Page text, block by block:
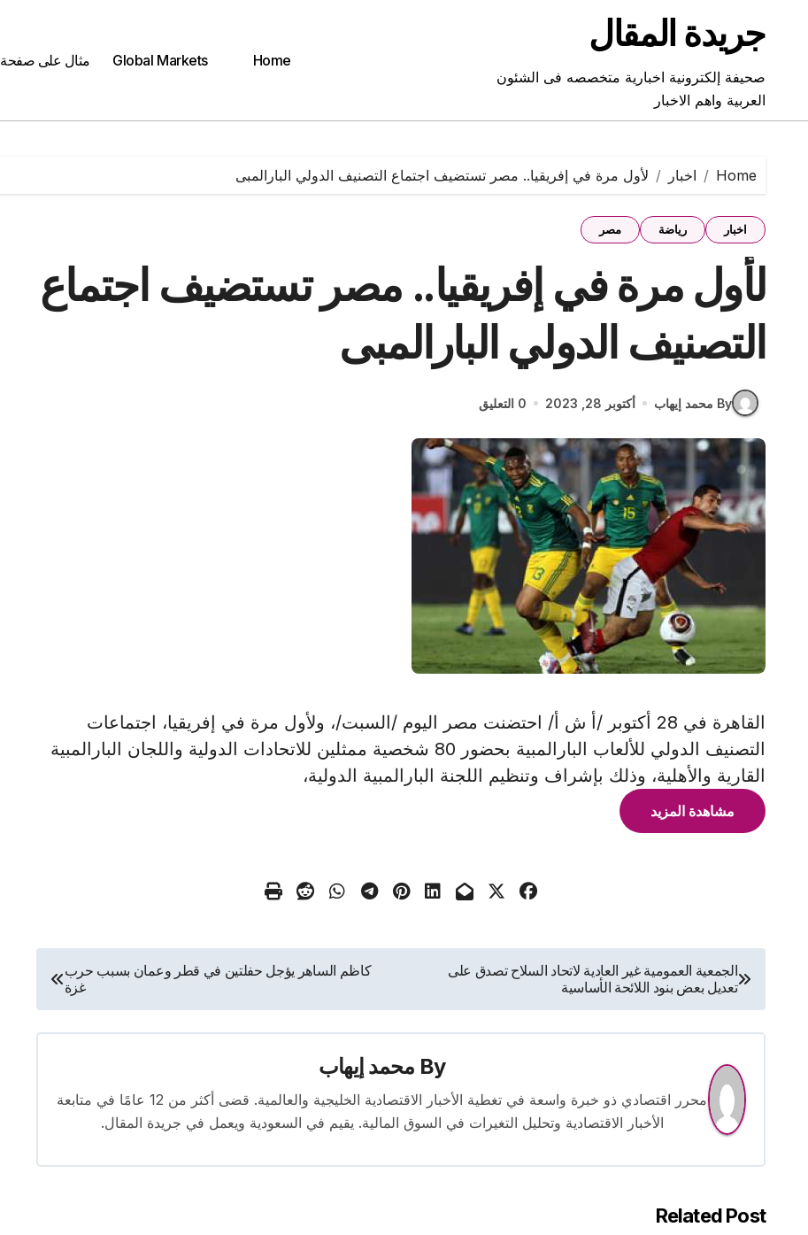
contentجريدة المقال
صحيفة إلكترونية اخبارية متخصصه فى الشئون
العربية واهم الاخبار
Home
Global Markets مثال على صفحة
Home اخبار لأول مرة في إفريقيا.. مصر تستضيف اجتماع التصنيف الدولي البارالمبى
اخبار رياضة مصر
لأول مرة في إفريقيا.. مصر تستضيف اجتماع
التصنيف الدولي البارالمبى
By محمد إيهاب أكتوبر 28, 2023 0 التعليق
القاهرة في 28 أكتوبر /أ ش أ/ احتضنت مصر اليوم /السبت/، ولأول مرة في إفريقيا، اجتماعات
التصنيف الدولي للألعاب البارالمبية بحضور 80 شخصية ممثلين للاتحادات الدولية واللجان البارالمبية
القارية والأهلية، وذلك بإشراف وتنظيم اللجنة البارالمبية الدولية،
مشاهدة المزيد
تصفّح
المقالات
الجمعية العمومية غير العادية لاتحاد السلاح تصدق على
تعديل بعض بنود اللائحة الأساسية
كاظم الساهر يؤجل حفلتين في قطر وعمان بسبب حرب
غزة
By محمد إيهاب
محرر اقتصادي ذو خبرة واسعة في تغطية الأخبار الاقتصادية الخليجية والعالمية. قضى أكثر من 12 عامًا في متابعة
الأخبار الاقتصادية وتحليل التغيرات في السوق المالية. يقيم في السعودية ويعمل في جريدة المقال.
Related Post